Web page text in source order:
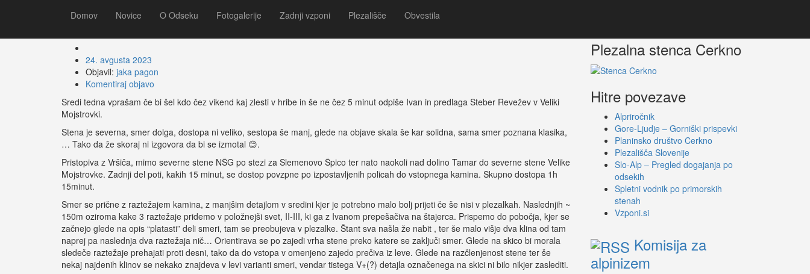
Domov Novice O Odseku Fotogalerije Zadnji vzponi Plezališče Obvestila
Velika Mojstrovka: Steber Revežev, 500m, V-/IV+
24. avgusta 2023
Objavil: jaka pagon
Komentiraj objavo
Sredi tedna vprašam če bi šel kdo čez vikend kaj zlesti v hribe in še ne čez 5 minut odpiše Ivan in predlaga Steber Revežev v Veliki
Mojstrovki.
Stena je severna, smer dolga, dostopa ni veliko, sestopa še manj, glede na objave skala še kar solidna, sama smer poznana klasika,
… Tako da že skoraj ni izgovora da bi se izmotal 😊.
Pristopiva z Vršiča, mimo severne stene NŠG po stezi za Slemenovo Špico ter nato naokoli nad dolino Tamar do severne stene Velike
Mojstrovke. Zadnji del poti, kakih 15 minut, se dostop povzpne po izpostavljenih policah do vstopnega kamina. Skupno dostopa 1h
15minut.
Smer se prične z raztežajem kamina, z manjšim detajlom v sredini kjer je potrebno malo bolj prijeti če še nisi v plezalkah. Naslednjih ~
150m oziroma kake 3 raztežaje pridemo v položnejši svet, II-III, ki ga z Ivanom prepešačiva na štajerca. Prispemo do pobočja, kjer se
začnejo glede na opis “platasti” deli smeri, tam se preobujeva v plezalke. Štant sva našla že nabit , ter še malo višje dva klina od tam
naprej pa naslednja dva raztežaja nič… Orientirava se po zajedi vrha stene preko katere se zaključi smer. Glede na skico bi morala
sledeče raztežaje prehajati proti desni, tako da do vstopa v omenjeno zajedo prečiva iz leve. Glede na razčlenjenost stene ter še
nekaj najdenih klinov se nekako znajdeva v levi varianti smeri, vendar tistega V+(?) detajla označenega na skici ni bilo nikjer zaslediti.
Plezalna stenca Cerkno
Hitre povezave
Alpriročnik
Gore-Ljudje – Gorniški prispevki
Planinsko društvo Cerkno
Plezališča Slovenije
Slo-Alp – Pregled dogajanja po
odsekih
Spletni vodnik po primorskih
stenah
Vzponi.si
Komisija za
alpinizem